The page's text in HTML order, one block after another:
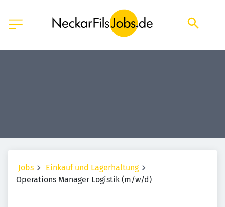
Jobs
Einkauf und Lagerhaltung
Operations Manager Logistik (m/w/d)